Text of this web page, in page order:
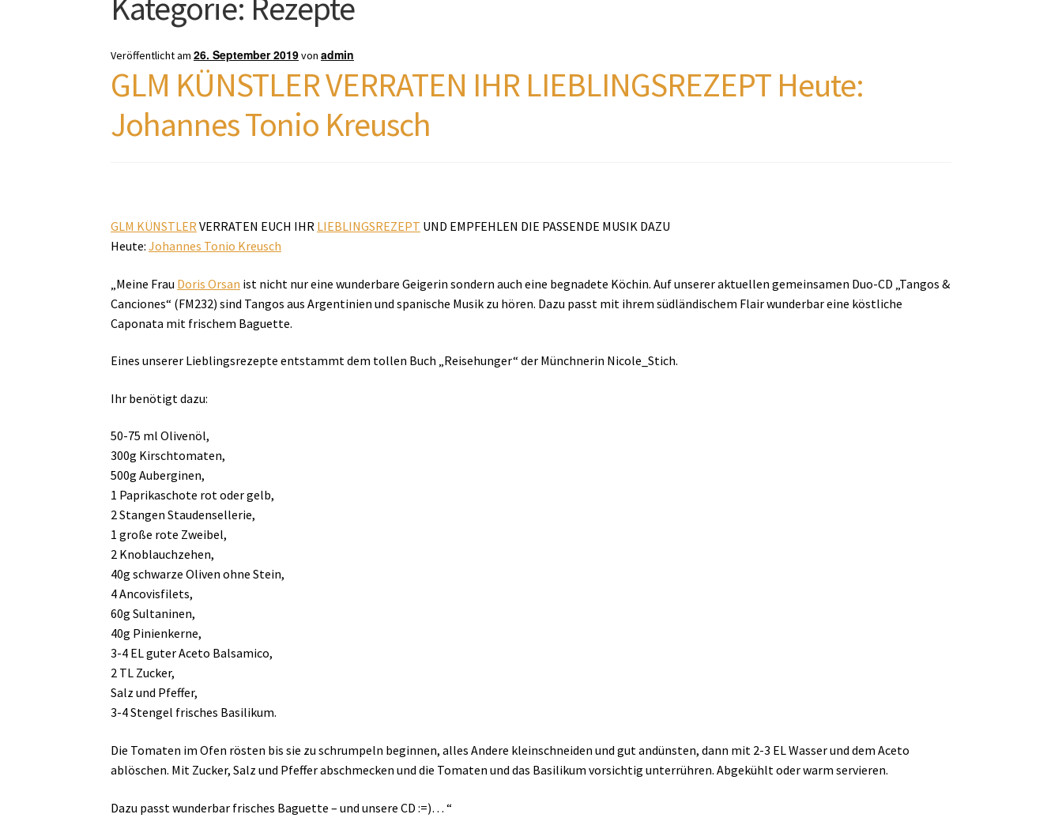
Veröffentlicht am26. September 2019vonadmin
GLM KÜNSTLER VERRATEN IHR LIEBLINGSREZEPT Heute:
Johannes Tonio Kreusch
GLM KÜNSTLER VERRATEN EUCH IHR LIEBLINGSREZEPT UND EMPFEHLEN DIE PASSENDE MUSIK DAZU
Heute:Johannes Tonio Kreusch
„Meine Frau Doris Orsan ist nicht nur eine wunderbare Geigerin sondern auch eine begnadete Köchin. Auf unserer aktuellen gemeinsamen Duo-CD „Tangos &
Canciones“ (FM232) sind Tangos aus Argentinien und spanische Musik zu hören. Dazu passt mit ihrem südländischem Flair wunderbar eine köstliche
Caponata mit frischem Baguette.
Eines unserer Lieblingsrezepte entstammt dem tollen Buch „Reisehunger“ der Münchnerin Nicole_Stich.
Ihr benötigt dazu:
50-75 ml Olivenöl,
300g Kirschtomaten,
500g Auberginen,
1 Paprikaschote rot oder gelb,
2 Stangen Staudensellerie,
1 große rote Zweibel,
2 Knoblauchzehen,
40g schwarze Oliven ohne Stein,
4 Ancovisfilets,
60g Sultaninen,
40g Pinienkerne,
3-4 EL guter Aceto Balsamico,
2 TL Zucker,
Salz und Pfeffer,
3-4 Stengel frisches Basilikum.
Die Tomaten im Ofen rösten bis sie zu schrumpeln beginnen, alles Andere kleinschneiden und gut andünsten, dann mit 2-3 EL Wasser und dem Aceto
ablöschen. Mit Zucker, Salz und Pfeffer abschmecken und die Tomaten und das Basilikum vorsichtig unterrühren. Abgekühlt oder warm servieren.
Dazu passt wunderbar frisches Baguette – und unsere CD :=)… “